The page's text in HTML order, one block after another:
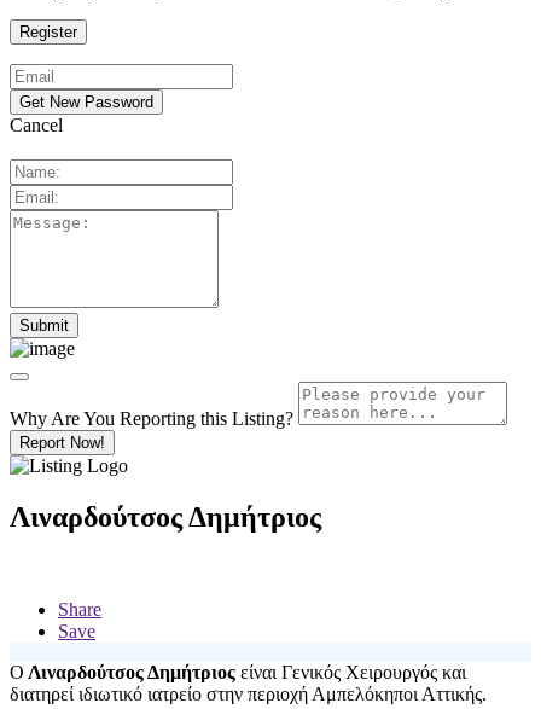
Cancel
Why Are You Reporting this Listing?
Report Now!
Λιναρδούτσος Δημήτριος
Share
Save
Ο Λιναρδούτσος Δημήτριος είναι Γενικός Χειρουργός και
διατηρεί ιδιωτικό ιατρείο στην περιοχή Αμπελόκηποι Αττικής.